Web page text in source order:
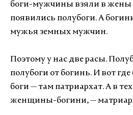
боги-мужчины взяли в
появились полубоги. А
мужья земных мужчин.
Поэтому у нас две расы.
полубоги от богинь. И вот
боги — там патриархат. А в
женщины-богини, —